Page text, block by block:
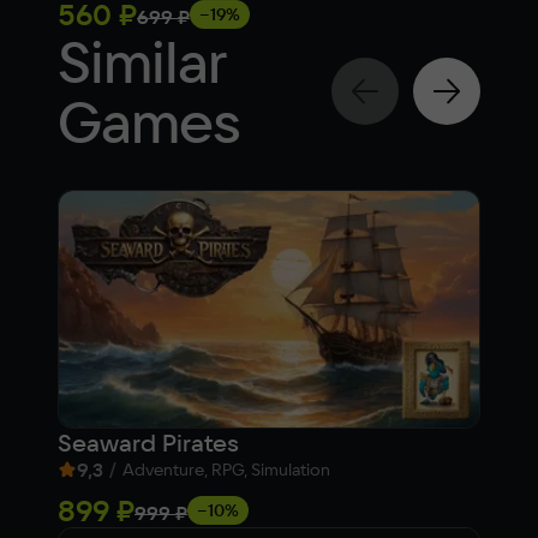
560 ₽699 ₽ −19%
Similar
Games
Seaward Pirates
9,3 / Adventure, RPG, Simulation
899 ₽999 ₽ −10%